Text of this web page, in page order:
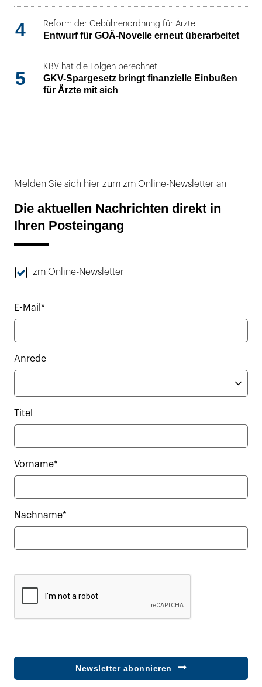
4 Reform der Gebührenordnung für Ärzte
Entwurf für GOÄ-Novelle erneut überarbeitet
5
KBV hat die Folgen berechnet
GKV-Spargesetz bringt finanzielle Einbußen
für Ärzte mit sich
Melden Sie sich hier zum zm Online-Newsletter an
Die aktuellen Nachrichten direkt in
Ihren Posteingang
zm Online-Newsletter
E-Mail*
Anrede
Titel
Vorname*
Nachname*
Newsletter abonnieren